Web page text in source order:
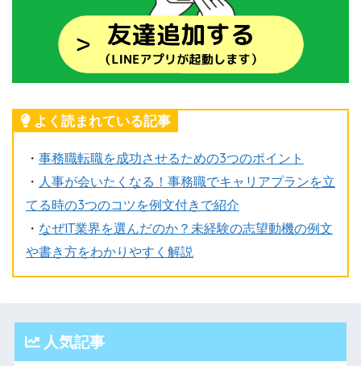
よく読まれている記事
・ 事務職転職を成功させるための3つのポイント
・ 人事が会いたくなる！事務職でキャリアプランを立
てる時の3つのコツを例文付きで紹介
・ なぜIT業界を選んだのか？未経験の志望動機の例文
や書き方をわかりやすく解説
人気記事